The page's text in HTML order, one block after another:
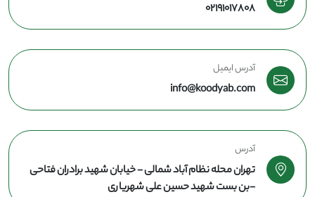
02191017808
آدرس ایمیل
info@koodyab.com
آدرس
تهران محله نظام آباد شمالی - خیابان شهید برادران فتاحی
-بن بست شهید حسین علی شهریاری